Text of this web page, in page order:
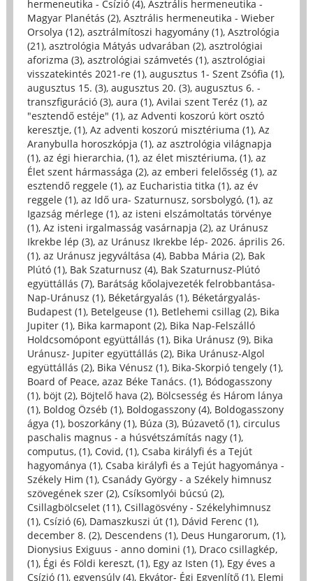
hermeneutika - Csízió (4), Asztrális hermeneutika -
Magyar Planétás (2), Asztrális hermeneutika - Wieber
Orsolya (12), asztrálmítoszi hagyomány (1), Asztrológia
(21), asztrológia Mátyás udvarában (2), asztrológiai
aforizma (3), asztrológiai számvetés (1), asztrológiai
visszatekintés 2021-re (1), augusztus 1- Szent Zsófia (1),
augusztus 15. (3), augusztus 20. (3), augusztus 6. -
transzfiguráció (3), aura (1), Avilai szent Teréz (1), az
"esztendő estéje" (1), az Adventi koszorú kört osztó
keresztje, (1), Az adventi koszorú misztériuma (1), Az
Aranybulla horoszkópja (1), az asztrológia világnapja
(1), az égi hierarchia, (1), az élet misztériuma, (1), az
Élet szent hármassága (2), az emberi felelősség (1), az
esztendő reggele (1), az Eucharistia titka (1), az év
reggele (1), az Idő ura- Szaturnusz, sorsbolygó, (1), az
Igazság mérlege (1), az isteni elszámoltatás törvénye
(1), Az isteni irgalmasság vasárnapja (2), az Uránusz
Ikrekbe lép (3), az Uránusz Ikrekbe lép- 2026. április 26.
(1), az Uránusz jegyváltása (4), Babba Mária (2), Bak
Plútó (1), Bak Szaturnusz (4), Bak Szaturnusz-Plútó
együttállás (7), Barátság kőolajvezeték felrobbantása-
Nap-Uránusz (1), Béketárgyalás (1), Béketárgyalás-
Budapest (1), Betelgeuse (1), Betlehemi csillag (2), Bika
Jupiter (1), Bika karmapont (2), Bika Nap-Felszálló
Holdcsomópont együttállás (1), Bika Uránusz (9), Bika
Uránusz- Jupiter együttállás (2), Bika Uránusz-Algol
együttállás (2), Bika Vénusz (1), Bika-Skorpió tengely (1),
Board of Peace, azaz Béke Tanács. (1), Bódogasszony
(1), böjt (2), Böjtelő hava (2), Bölcsesség és Három lánya
(1), Boldog Özséb (1), Boldogasszony (4), Boldogasszony
ágya (1), boszorkány (1), Búza (3), Búzavető (1), circulus
paschalis magnus - a húsvétszámítás nagy (1),
computus, (1), Covid, (1), Csaba királyfi és a Tejút
hagyománya (1), Csaba királyfi és a Tejút hagyománya -
Székely Him (1), Csanády György - a Székely himnusz
szövegének szer (2), Csíksomlyói búcsú (2),
Csillagbölcselet (11), Csillagösvény - Székelyhimnusz
(1), Csízió (6), Damaszkuszi út (1), Dávid Ferenc (1),
december 8. (2), Descendens (1), Deus Hungarorum, (1),
Dionysius Exiguus - anno domini (1), Draco csillagkép,
(1), Égi és Földi kereszt, (1), Egy az Isten (1), Egy éves a
Csízió (1), egyensúly (4), Ekvátor- Égi Egyenlítő (1), Elemi